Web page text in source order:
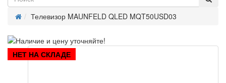
Телевизор MAUNFELD QLED MQT50USD03
НЕТ НА СКЛАДЕ